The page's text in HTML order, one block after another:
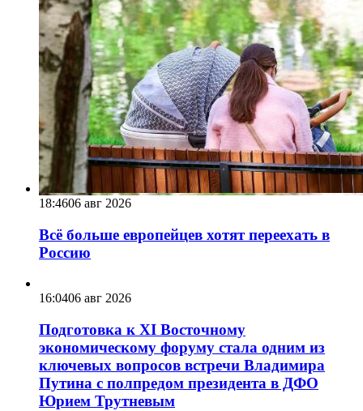
18:4606 авг 2026
Всё больше европейцев хотят переехать в
Россию
16:0406 авг 2026
Подготовка к XI Восточному
экономическому форуму стала одним из
ключевых вопросов встречи Владимира
Путина с полпредом президента в ДФО
Юрием Трутневым